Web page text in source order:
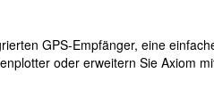
GPS-Empfänger, eine
oder erweitern Sie Axiom